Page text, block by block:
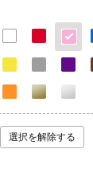
選択を解除する